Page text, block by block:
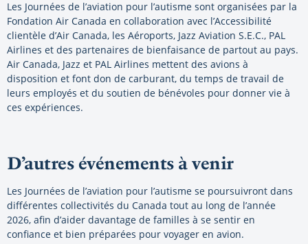
Les Journées de l’aviation pour l’autisme sont organisées par la
Fondation Air Canada en collaboration avec l’Accessibilité
clientèle d’Air Canada, les Aéroports, Jazz Aviation S.E.C., PAL
Airlines et des partenaires de bienfaisance de partout au pays.
Air Canada, Jazz et PAL Airlines mettent des avions à
disposition et font don de carburant, du temps de travail de
leurs employés et du soutien de bénévoles pour donner vie à
ces expériences.
D’autres événements à venir
Les Journées de l’aviation pour l’autisme se poursuivront dans
différentes collectivités du Canada tout au long de l’année
2026, afin d’aider davantage de familles à se sentir en
confiance et bien préparées pour voyager en avion.